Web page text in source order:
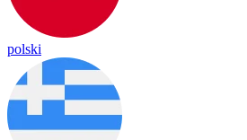
polski